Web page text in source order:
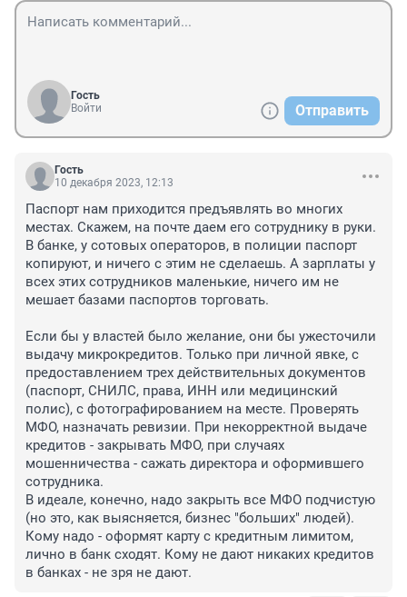
Гость
Войти
Отправить
Гость
10 декабря 2023, 12:13
Паспорт нам приходится предъявлять во многих
местах. Скажем, на почте даем его сотруднику в руки.
В банке, у сотовых операторов, в полиции паспорт
копируют, и ничего с этим не сделаешь. А зарплаты у
всех этих сотрудников маленькие, ничего им не
мешает базами паспортов торговать.
Если бы у властей было желание, они бы ужесточили
выдачу микрокредитов. Только при личной явке, с
предоставлением трех действительных документов
(паспорт, СНИЛС, права, ИНН или медицинский
полис), с фотографированием на месте. Проверять
МФО, назначать ревизии. При некорректной выдаче
кредитов - закрывать МФО, при случаях
мошенничества - сажать директора и оформившего
сотрудника.
В идеале, конечно, надо закрыть все МФО подчистую
(но это, как выясняется, бизнес "больших" людей).
Кому надо - оформят карту с кредитным лимитом,
лично в банк сходят. Кому не дают никаких кредитов
в банках - не зря не дают.